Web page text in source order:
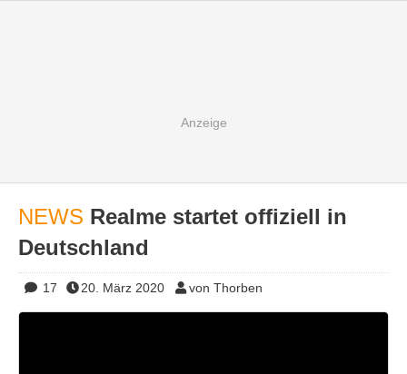
NEWS Realme startet offiziell in
Deutschland
17 20. März 2020 von Thorben